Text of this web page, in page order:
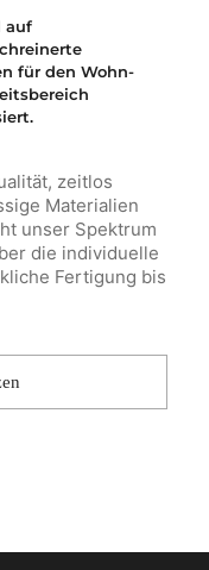
auf
für den Wohn-
zeitlos
Materialien
unser Spektrum
die individuelle
Fertigung bis